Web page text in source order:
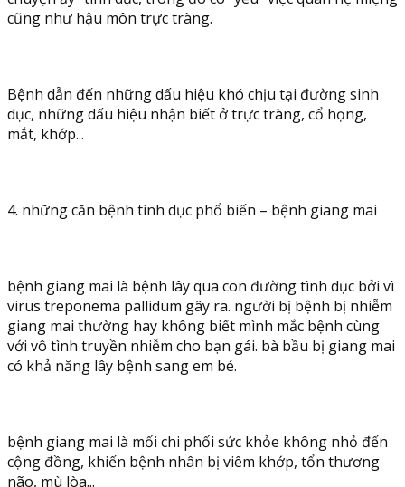
cũng như hậu môn trực tràng.
Bệnh dẫn đến những dấu hiệu khó chịu tại đường sinh
dục, những dấu hiệu nhận biết ở trực tràng, cổ họng,
mắt, khớp...
4. những căn bệnh tình dục phổ biến – bệnh giang mai
bệnh giang mai là bệnh lây qua con đường tình dục bởi vì
virus treponema pallidum gây ra. người bị bệnh bị nhiễm
giang mai thường hay không biết mình mắc bệnh cùng
với vô tình truyền nhiễm cho bạn gái. bà bầu bị giang mai
có khả năng lây bệnh sang em bé.
bệnh giang mai là mối chi phối sức khỏe không nhỏ đến
cộng đồng, khiến bệnh nhân bị viêm khớp, tổn thương
não, mù lòa...